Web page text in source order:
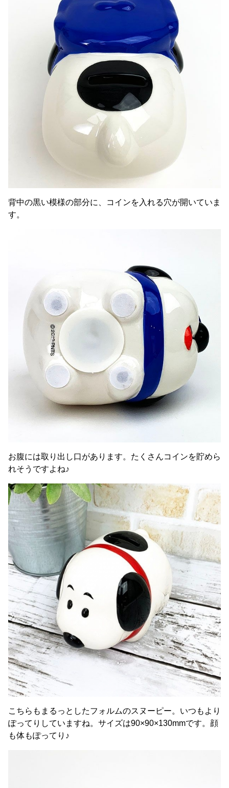
背中の黒い模様の部分に、コインを入れる穴が開いていま
す。
お腹には取り出し口があります。たくさんコインを貯めら
れそうですよね♪
こちらもまるっとしたフォルムのスヌーピー。いつもより
ぽってりしていますね。サイズは90×90×130mmです。顔
も体もぽってり♪